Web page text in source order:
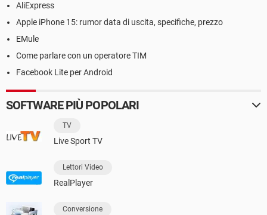
AliExpress
Apple iPhone 15: rumor data di uscita, specifiche, prezzo
EMule
Come parlare con un operatore TIM
Facebook Lite per Android
SOFTWARE PIÙ POPOLARI
TV
Live Sport TV
Lettori Video
RealPlayer
Conversione